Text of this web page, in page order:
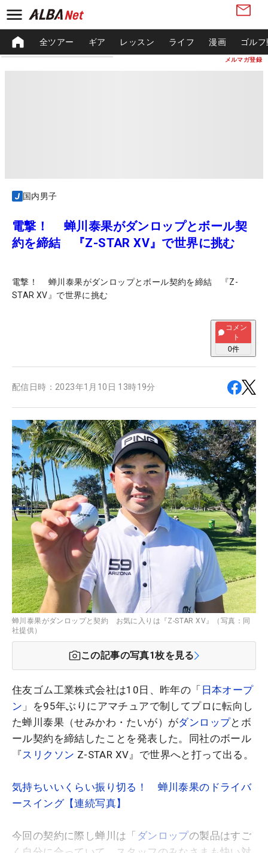
メルマガ登録
全ツアー ギア レッスン ライフ 漫画 ゴル
国内男子
電撃！ 蝉川泰果がダンロップとボール契
約を締結 『Z-STAR XV』で世界に挑む
電撃！ 蝉川泰果がダンロップとボール契約を締結 『Z-
STAR XV』で世界に挑む
コメン
ト
0件
配信日時： 2023年1月10日 13時19分
蝉川泰果がダンロップと契約 お気に入りは『Z-STAR XV』（写真：同
社提供）
この記事の写真1枚を見る
住友ゴム工業株式会社は10日、昨年の「 日本オープ
ン 」を95年ぶりにアマチュアで制してプロに転向し
た蝉川泰果（せみかわ・たいが）がダンロップとボ
ール契約を締結したことを発表した。同社のボール
『 スリクソン Z-STAR XV』で世界へと打って出る。
気持ちいいくらい振り切る！ 蝉川泰果のドライバ
ースイング【連続写真】
今回の契約に際し蝉川は「 ダンロップの製品はすご